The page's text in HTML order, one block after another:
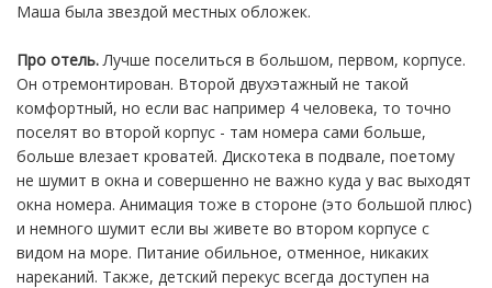
Маша была звездой местных обложек.
Про отель.Лучше поселиться в большом, первом, корпусе.
Он отремонтирован. Второй двухэтажный не такой
комфортный, но если вас например 4 человека, то точно
поселят во второй корпус - там номера сами больше,
больше влезает кроватей. Дискотека в подвале, поетому
не шумит в окна и совершенно не важно куда у вас выходят
окна номера. Анимация тоже в стороне (это большой плюс)
и немного шумит если вы живете во втором корпусе с
видом на море. Питание обильное, отменное, никаких
нареканий. Также, детский перекус всегда доступен на